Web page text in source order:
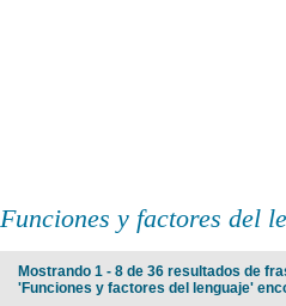
Funciones y factores del
Mostrando 1 - 8 de 36 resultados de
'Funciones y factores del lenguaje'